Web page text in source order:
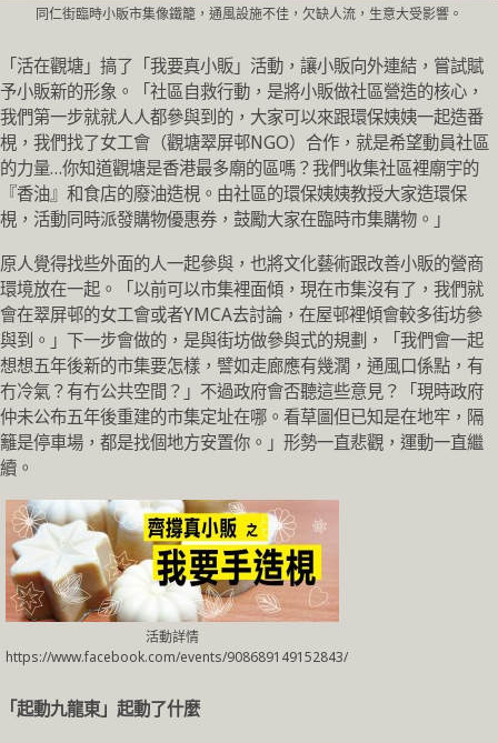
同仁街臨時小販市集像鐵籠，通風設施不佳，欠缺人流，生意大受影響。
「活在觀塘」搞了「我要真小販」活動，讓小販向外連結，嘗試賦
予小販新的形象。「社區自救行動，是將小販做社區營造的核心，
我們第一步就就人人都參與到的，大家可以來跟環保姨姨一起造番
梘，我們找了女工會（觀塘翠屏邨NGO）合作，就是希望動員社區
的力量…你知道觀塘是香港最多廟的區嗎？我們收集社區裡廟宇的
『香油』和食店的廢油造梘。由社區的環保姨姨教授大家造環保
梘，活動同時派發購物優惠券，鼓勵大家在臨時市集購物。」
原人覺得找些外面的人一起參與，也將文化藝術跟改善小販的營商
環境放在一起。「以前可以市集裡面傾，現在市集沒有了，我們就
會在翠屏邨的女工會或者YMCA去討論，在屋邨裡傾會較多街坊參
與到。」下一步會做的，是與街坊做參與式的規劃，「我們會一起
想想五年後新的市集要怎樣，譬如走廊應有幾濶，通風口係點，有
冇冷氣？有冇公共空間？」不過政府會否聽這些意見？「現時政府
仲未公布五年後重建的市集定址在哪。看草圖但已知是在地牢，隔
籬是停車場，都是找個地方安置你。」形勢一直悲觀，運動一直繼
續。
活動詳情
https://www.facebook.com/events/908689149152843/
「起動九龍東」起動了什麼